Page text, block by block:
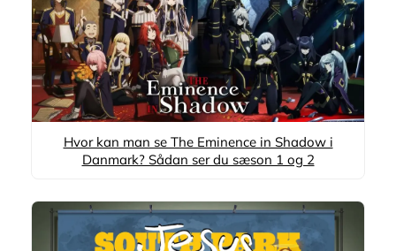
Hvor kan man se The Eminence in Shadow i
Danmark? Sådan ser du sæson 1 og 2